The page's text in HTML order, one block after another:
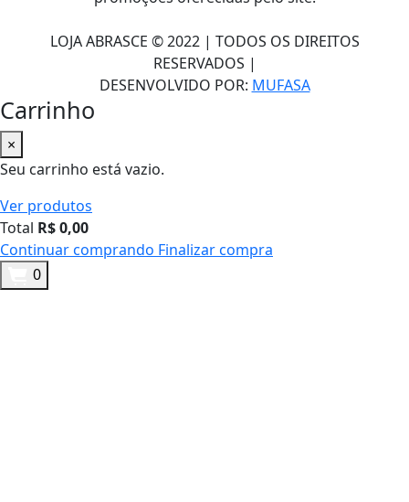
LOJA ABRASCE © 2022 | TODOS OS DIREITOS
RESERVADOS |
DESENVOLVIDO POR: MUFASA
Carrinho
×
Seu carrinho está vazio.
Ver produtos
Total R$0,00
Continuar comprando Finalizar compra
0